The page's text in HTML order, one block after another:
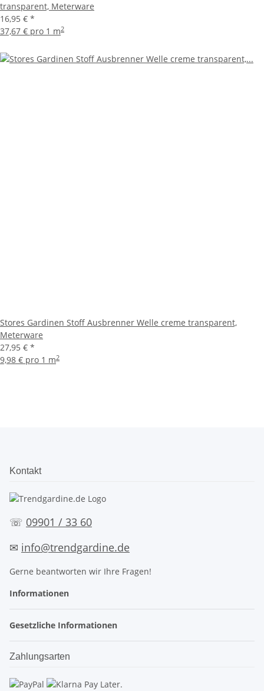
transparent, Meterware
16,95 € *
37,67 € pro 1 m2
Stores Gardinen Stoff Ausbrenner Welle creme transparent,
Meterware
27,95 € *
9,98 € pro 1 m2
Kontakt
☏ 09901 / 33 60
✉ info@trendgardine.de
Gerne beantworten wir Ihre Fragen!
Informationen
Gesetzliche Informationen
Zahlungsarten